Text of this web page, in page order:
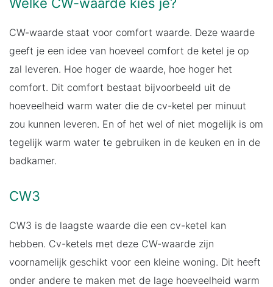
CW-waarde staat voor comfort waarde. Deze waarde
geeft je een idee van hoeveel comfort de ketel je op
zal leveren. Hoe hoger de waarde, hoe hoger het
comfort. Dit comfort bestaat bijvoorbeeld uit de
hoeveelheid warm water die de cv-ketel per minuut
zou kunnen leveren. En of het wel of niet mogelijk is om
tegelijk warm water te gebruiken in de keuken en in de
badkamer.
CW3
CW3 is de laagste waarde die een cv-ketel kan
hebben. Cv-ketels met deze CW-waarde zijn
voornamelijk geschikt voor een kleine woning. Dit heeft
onder andere te maken met de lage hoeveelheid warm